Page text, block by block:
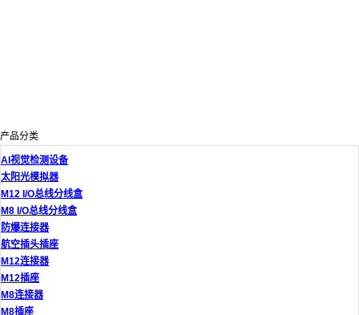
产品分类
AI视觉检测设备
太阳光模拟器
M12 I/O总线分线盒
M8 I/O总线分线盒
防爆连接器
航空插头插座
M12连接器
M12插座
M8连接器
M8插座